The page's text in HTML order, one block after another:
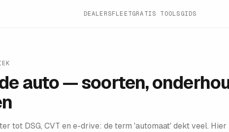
DEALERSFLEETGRATIS TOOLSGIDS
auto — soorten,
tot DSG, CVT en e-drive: de term 'automaat' dekt veel.